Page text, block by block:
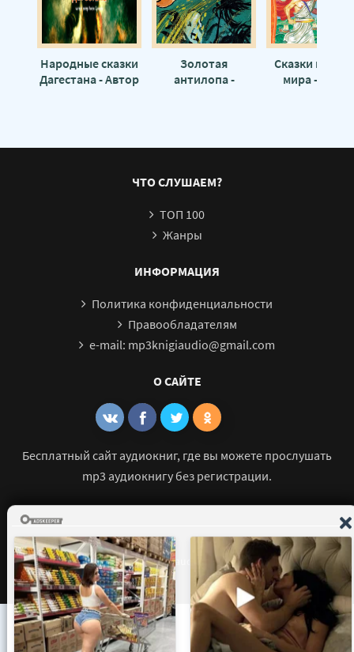
Цыганские сказки 23
Цыганские сказки 24
Цыганские сказки 25
Цыганские сказки 26
Народные сказки
Дагестана - Автор
Золотая
антилопа -
Сказки
мира - Автор
ЧТО СЛУШАЕМ?
ТОП 100
Жанры
ИНФОРМАЦИЯ
Политика конфиденциальности
Правообладателям
e-mail: mp3knigiaudio@gmail.com
О САЙТЕ
Бесплатный сайт аудиокниг, где вы можете прослушать
mp3 аудиокнигу без регистрации.
© 2021 - 2026 mp3-knigi-audio.com Все права защищены